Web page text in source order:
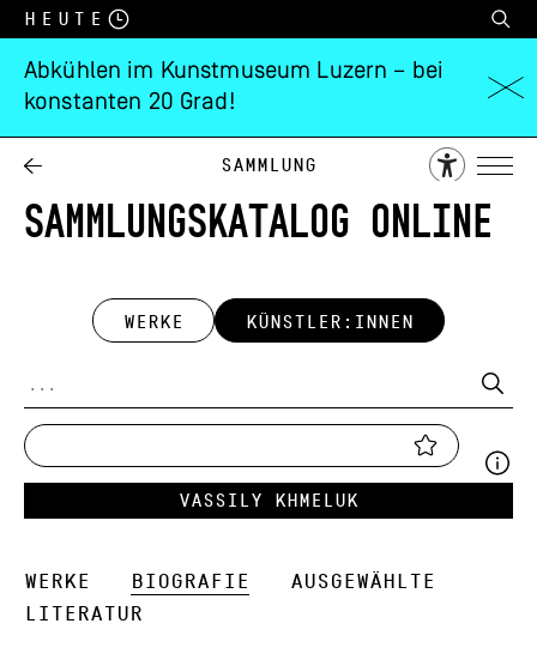
Heute
Abkühlen im Kunstmuseum Luzern – bei
konstanten 20 Grad!
Sammlung
SAMMLUNGSKATALOG ONLINE
WERKE KÜNSTLER:INNEN
Vassily Khmeluk
Werke Biografie
Ausgewählte
Literatur